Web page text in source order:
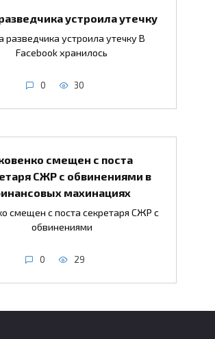
устроила утечку
разведчика устроила утечку В
Facebook хранилось
0 30
смещен с поста
СЖР с обвинениями в
махинациях
смещен с поста секретаря СЖР с
обвинениями
0 29